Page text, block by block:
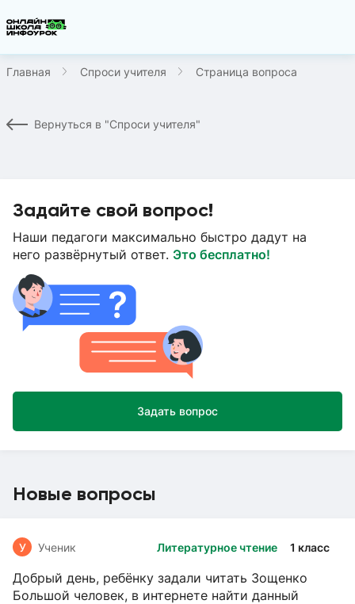
Главная Спроси учителя Страница вопроса
Вернуться в "Спроси учителя"
Задайте свой вопрос!
Наши педагоги максимально быстро дадут на
него развёрнутый ответ. Это бесплатно!
Задать вопрос
Новые вопросы
Литературное чтение 1 класс
У Ученик
Добрый день, ребёнку задали читать Зощенко
Большой человек, в интернете найти данный